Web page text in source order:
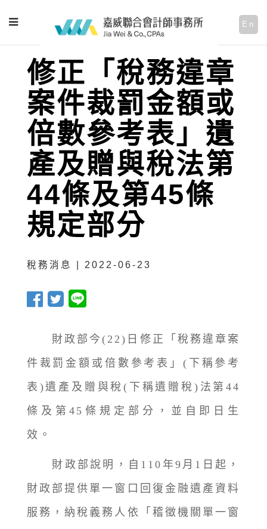
En
修正「稅務違章
案件裁罰金額或
倍數參考表」遺
產及贈與稅法第
44條及第45條
規定部分
稅務消息 | 2022-06-23
財政部今(22)日修正「稅務違章案
件裁罰金額或倍數參考表」(下稱參考
表)遺產及贈與稅(下稱遺贈稅)法第44
條及第45條規定部分，並自即日生
效。
財政部說明，自110年9月1日起，
財政部提供單一窗口回復金融遺產資料
服務，納稅義務人依「稽徵機關單一窗